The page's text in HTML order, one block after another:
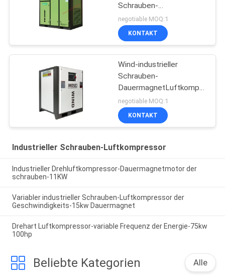
Schrauben-
Luftkompressor-variable
Frequenz-
negotiable MOQ:1
KONTAKT
Wind-industrieller
Schrauben-
DauermagnetLuftkompressor
7.5kw 10hp
negotiable MOQ:1
KONTAKT
Industrieller Schrauben-Luftkompressor
Industrieller Drehluftkompressor-Dauermagnetmotor der
schrauben-11KW
Variabler industrieller Schrauben-Luftkompressor der
Geschwindigkeits-15kw Dauermagnet
Drehart Luftkompressor-variable Frequenz der Energie-75kw
100hp
Beliebte Kategorien Alle